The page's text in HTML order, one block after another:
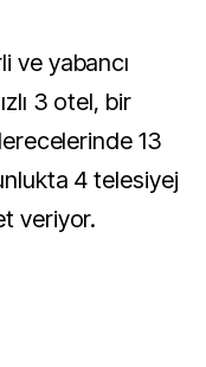
ve yabancı
3 otel, bir
13
4 telesiyej
veriyor.